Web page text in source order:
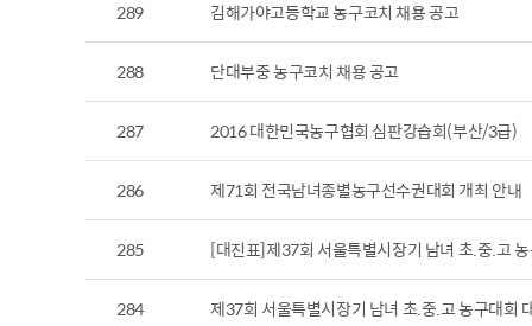
289 김해가야고등학교 농구코치 채용 공고
288 단대부중 농구코치 채용 공고
287 2016 대한민국농구협회 심판강습회(부산/3급)
286 제71회 전국남녀종별농구선수권대회 개최 안내
285 [대진표]제37회 서울특별시장기 남녀 초.중.고
284 제37회 서울특별시장기 남녀 초.중.고 농구대회